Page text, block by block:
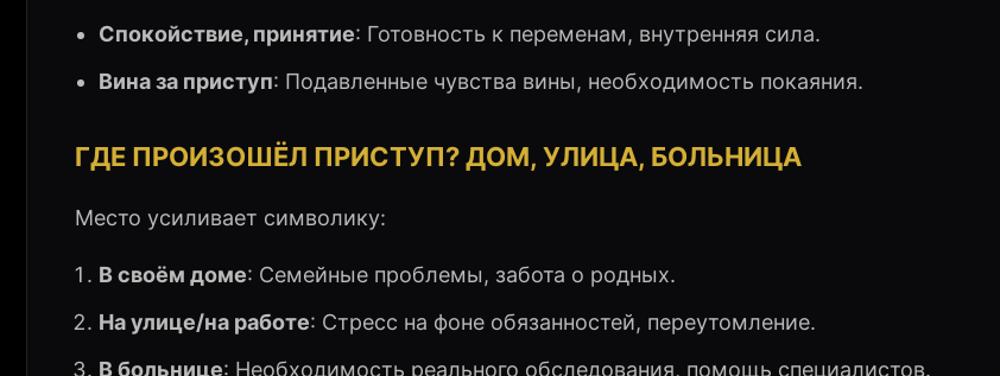
Спокойствие, принятие: Готовность к переменам, внутренняя сила.
Вина за приступ: Подавленные чувства вины, необходимость покаяния.
ГДЕ ПРОИЗОШЁЛ ПРИСТУП? ДОМ, УЛИЦА, БОЛЬНИЦА
Место усиливает символику:
В своём доме: Семейные проблемы, забота о родных.
На улице/на работе: Стресс на фоне обязанностей, переутомление.
В больнице: Необходимость реального обследования, помощь специалистов.